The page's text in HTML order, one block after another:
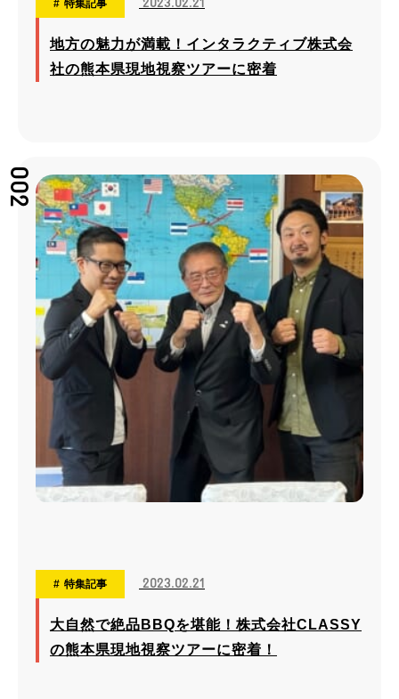
特集記事
地方の魅力が満載！インタラクティブ株式会
社の熊本県現地視察ツアーに密着
002
特集記事 2023.02.21
大自然で絶品BBQを堪能！株式会社CLASSY
の熊本県現地視察ツアーに密着！